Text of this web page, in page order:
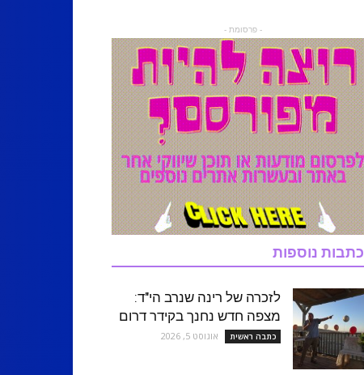
- פרסומת -
כתבות נוספות
לזכרה של רינה שנרב הי"ד:
מצפה חדש נחנך בקידר דרום
כתבה ראשית אוגוסט 5, 2026